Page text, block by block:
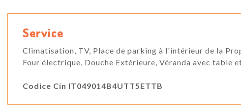
Service
Climatisation, TV, Place de parking à l'intérieur de la
Four électrique, Douche Extérieure, Véranda avec table
Codice Cin IT049014B4UTT5ETTB